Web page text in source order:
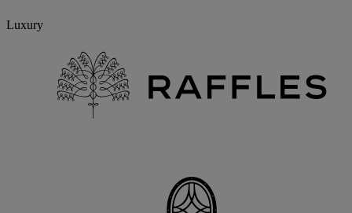
Luxury